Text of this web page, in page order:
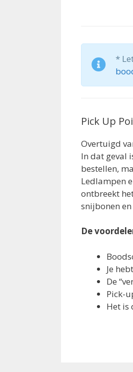
*
Pick Up
Overtuigd
In dat geval
bestellen,
Ledlampen
ontbreekt
snijbonen
De
Je
De
Pick-
Het is